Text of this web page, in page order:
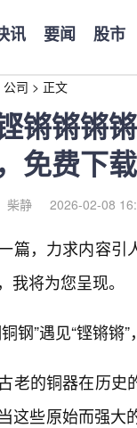
讯 要闻 股市
公司 > 正文
锵锵锵
免费下
柴静 2026-02-08
篇，力求内容
我将为您呈现。
钢”遇见“铿锵锵
老的铜器在历史
这些原始而强